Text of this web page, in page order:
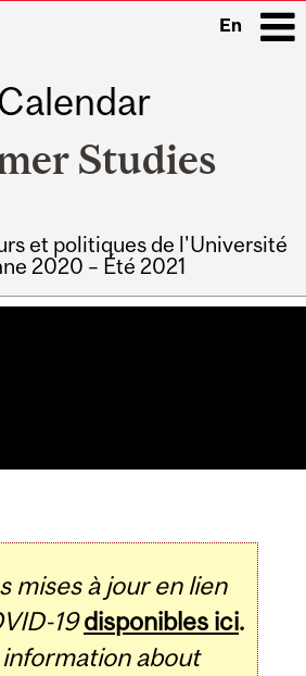
En
Studies
et politiques de l'Université
2020 – Été 2021
mises à jour en lien
19 disponibles ici.
about